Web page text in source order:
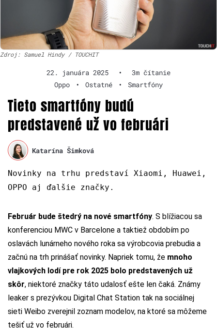
Zdroj: Samuel Hindy / TOUCHIT
22. januára 2025 •
3m čítanie
Oppo
• Ostatné • Smartfóny
Tieto smartfóny budú
predstavené už vo februári
Katarína Šimková
Novinky na trhu predstaví Xiaomi, Huawei,
OPPO aj ďalšie značky.
Február bude štedrý na nové smartfóny. S blížiacou sa
konferenciou MWC v Barcelone a taktiež obdobím po
oslavách lunárneho nového roka sa výrobcovia prebudia a
začnú na trh prinášať novinky. Napriek tomu, že mnoho
vlajkových lodí pre rok 2025 bolo predstavených už
skôr, niektoré značky táto udalosť ešte len čaká. Známy
leaker s prezývkou Digital Chat Station tak na sociálnej
sieti Weibo zverejnil zoznam modelov, na ktoré sa môžeme
tešiť už vo februári.